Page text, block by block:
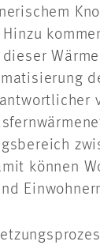
können